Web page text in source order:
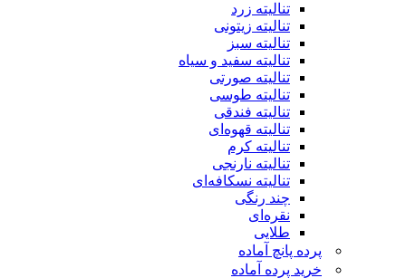
تنالیته زرد
تنالیته زیتونی
تنالیته سبز
تنالیته سفید و سیاه
تنالیته صورتی
تنالیته طوسی
تنالیته فندقی
تنالیته قهوه‌ای
تنالیته کرم
تنالیته نارنجی
تنالیته نسکافه‌ای
چند رنگی
نقره‌ای
طلایی
پرده پانچ آماده
خرید پرده آماده